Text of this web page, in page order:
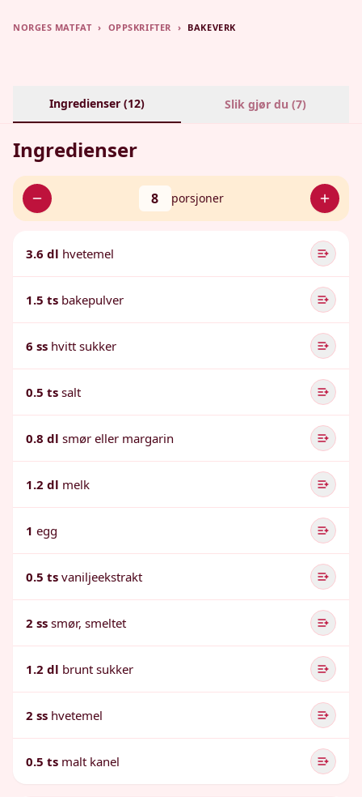
NORGES MATFAT › OPPSKRIFTER › BAKEVERK
Ingredienser (12) Slik gjør du (7)
Ingredienser
8 porsjoner
3.6 dl hvetemel
1.5 ts bakepulver
6 ss hvitt sukker
0.5 ts salt
0.8 dl smør eller margarin
1.2 dl melk
1 egg
0.5 ts vaniljeekstrakt
2 ss smør, smeltet
1.2 dl brunt sukker
2 ss hvetemel
0.5 ts malt kanel